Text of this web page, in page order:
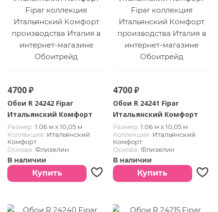
4700 ₽
Обои R 24242 Fipar
Итальянский Комфорт
Размер: 1.06 м х 10,05 м
Коллекция: Итальянский
Комфорт
Основа: Флизелин
Покрытие: Винил горячего
тиснения
Страна:
Италия
В наличии
Купить
4700 ₽
Обои R 24241 Fipar
Итальянский Комфорт
Размер: 1.06 м х 10,05 м
Коллекция: Итальянский
Комфорт
Основа: Флизелин
Покрытие: Винил горячего
тиснения
Страна:Италия
В наличии
Купить